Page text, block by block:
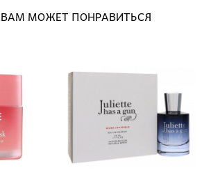
МОЖЕТ ПОНРАВИТЬСЯ